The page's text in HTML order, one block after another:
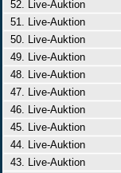
52. Live-Auktion
51. Live-Auktion
50. Live-Auktion
49. Live-Auktion
48. Live-Auktion
47. Live-Auktion
46. Live-Auktion
45. Live-Auktion
44. Live-Auktion
43. Live-Auktion